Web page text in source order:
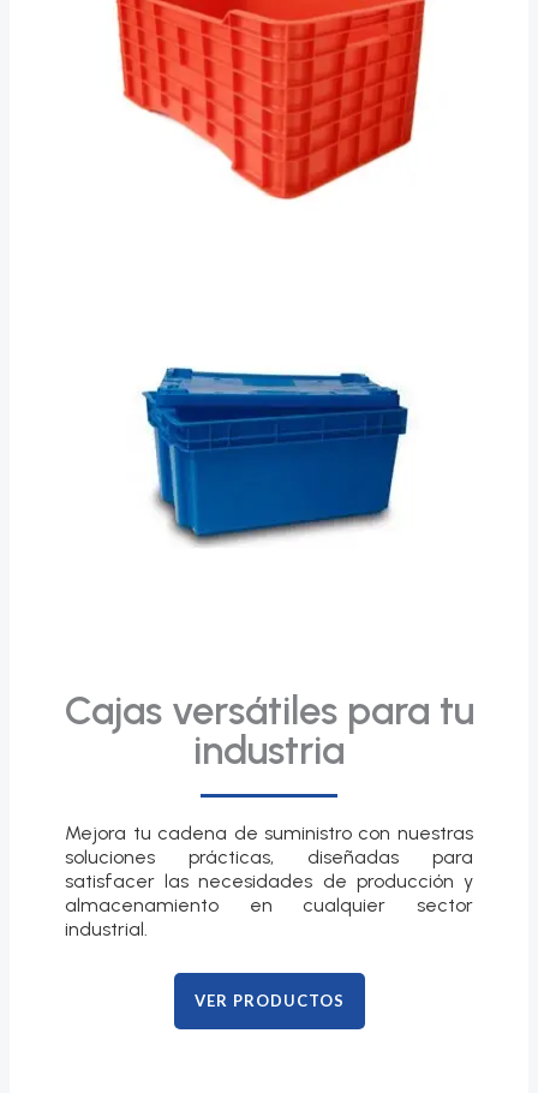
Cajas versátiles para tu
industria
Mejora tu cadena de suministro con nuestras
soluciones prácticas, diseñadas para
satisfacer las necesidades de producción y
almacenamiento en cualquier sector
industrial.
VER PRODUCTOS